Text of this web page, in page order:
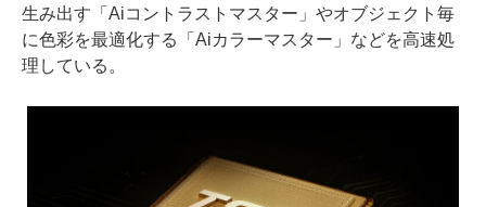
生み出す「Aiコントラストマスター」やオブジェクト毎
に色彩を最適化する「Aiカラーマスター」などを高速処
理している。